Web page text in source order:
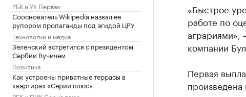
РБК и УК Первая
Сооснователь Wikipedia назвал ее
рупором пропаганды под эгидой ЦРУ
Технологии и медиа
Зеленский встретился с президентом
Сербии Вучичем
Политика
Как устроены приватные террасы в
квартирах «Серии плюс»
«Быстрое
работе по
аграриями»,
компании
Первая